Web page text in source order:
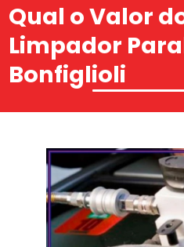
Qual o Valor
Limpador
Bonfiglioli